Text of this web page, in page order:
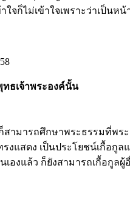
ใจก็ไม่เข้าใจเพราะว่าเป็
ธเจ้าพระองค์นั้น
ามารถศึกษาพระธรรมที่พ
แสดง เป็นประโยชน์เกื้อกูล
เองแล้ว ก็ยังสามารถเกื้อกู